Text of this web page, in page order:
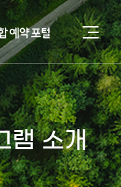
램 소개